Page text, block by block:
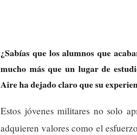
¿Sabías que los alumnos que
mucho más que un lugar de
Aire ha dejado claro que su
Estos jóvenes militares no solo
adquieren valores como el